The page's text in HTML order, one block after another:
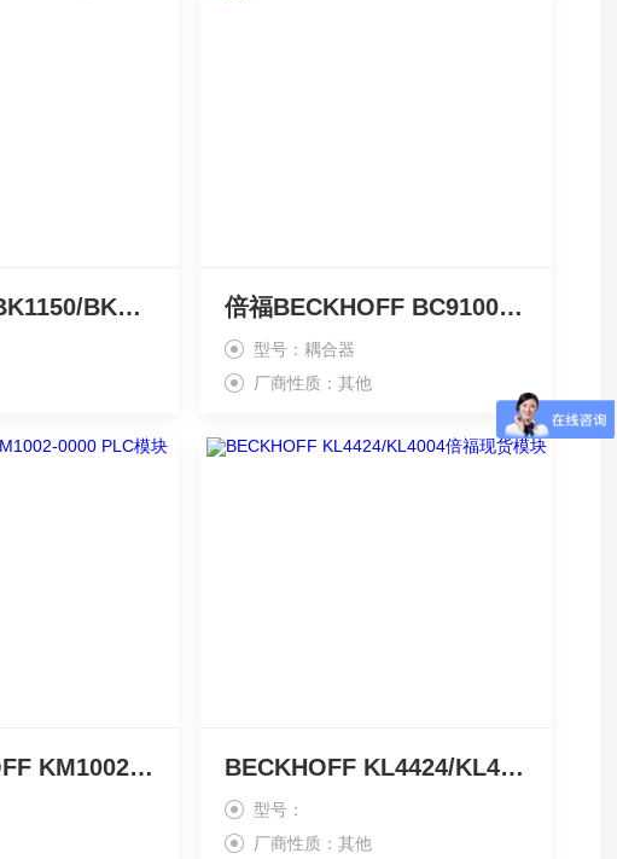
BECKHOFF BK1150/BK1250现货模块技术参数 倍福BECKHOFF BC9100/BK1120模块
型号：耦合器
厂商性质：其他
精品BECKHOFF KM1002-0000 PLC模块 BECKHOFF KL4424/KL4004倍福现货模块
型号：
厂商性质：其他